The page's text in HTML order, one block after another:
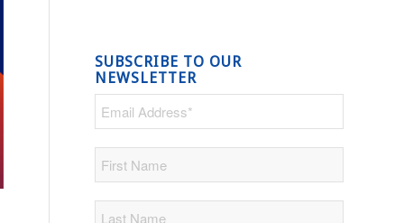
SUBSCRIBE TO OUR
NEWSLETTER